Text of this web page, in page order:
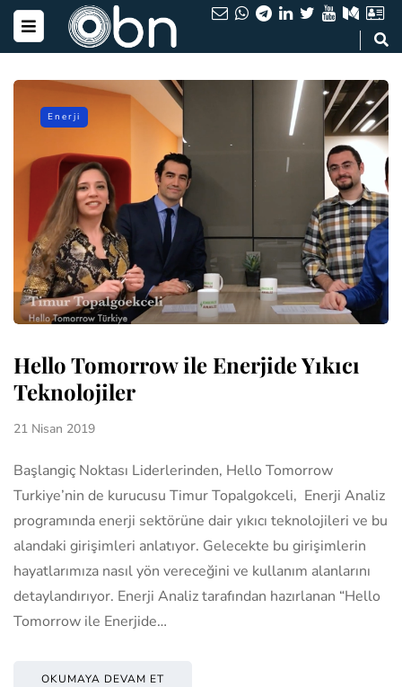
Enerji
Hello Tomorrow ile Enerjide Yıkıcı
Teknolojiler
21 Nisan 2019
Başlangiç Noktası Liderlerinden, Hello Tomorrow
Turkiye’nin de kurucusu Timur Topalgokceli, Enerji Analiz
programında enerji sektörüne dair yıkıcı teknolojileri ve bu
alandaki girişimleri anlatıyor. Gelecekte bu girişimlerin
hayatlarımıza nasıl yön vereceğini ve kullanım alanlarını
detaylandırıyor. Enerji Analiz tarafından hazırlanan “Hello
Tomorrow ile Enerjide…
OKUMAYA DEVAM ET